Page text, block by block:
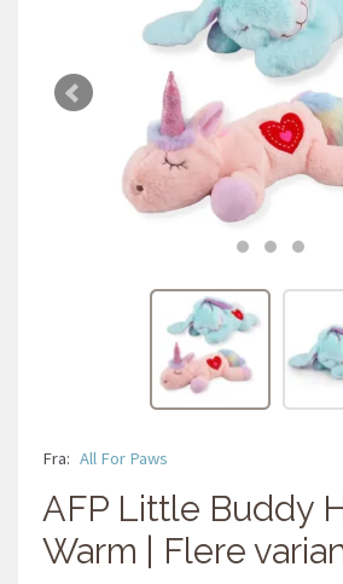
Fra: All For Paws
AFP Little Buddy
Warm | Flere